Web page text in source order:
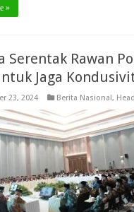
»
Serentak Rawan
Jaga
23, 2024 Berita Nasional,